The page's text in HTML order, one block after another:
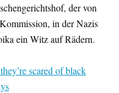
der von
in der Nazis
ein Witz auf Rädern.
scared of black